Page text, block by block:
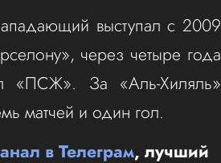
выступал с 2009
через четыре года
«ПСЖ». За «Аль-Хиляль»
матчей и один гол.
в Телеграм, лучший